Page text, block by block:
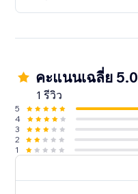
คะแนนเฉลี่ย 5.0
1 รีวิว
5
4
3
2
1